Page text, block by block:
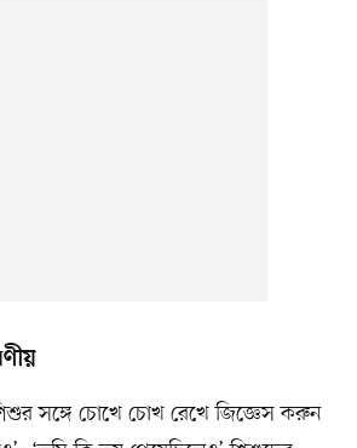
সঙ্গে চোখে চোখ রেখে জিজ্ঞেস করুন